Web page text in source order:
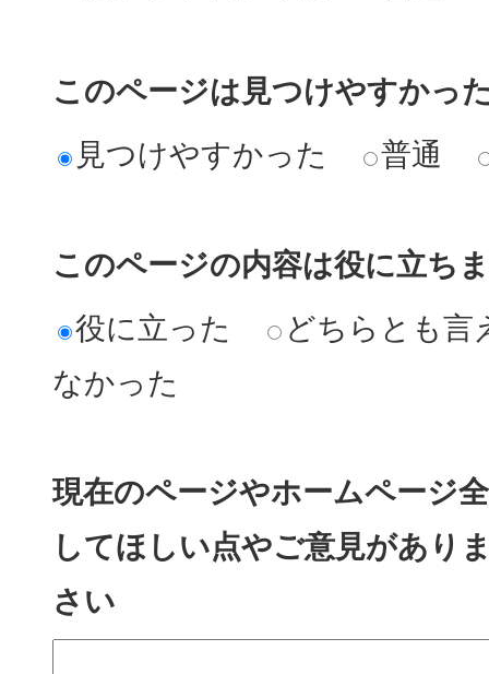
このページは見つけやすかっ
見つけやすかった
普通
このページの内容は役に立ち
役に立った
どちらとも言
なかった
現在のページやホームページ
してほしい点やご意見があり
さい